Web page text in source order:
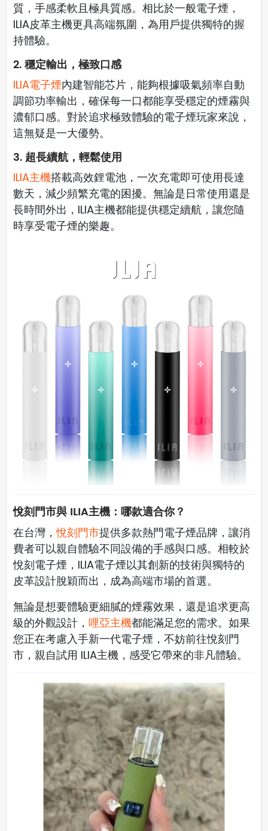
質，手感柔軟且極具質感。相比於一般電子煙，
ILIA皮革主機更具高端氛圍，為用戶提供獨特的握
持體驗。
2. 穩定輸出，極致口感
ILIA電子煙內建智能芯片，能夠根據吸氣頻率自動
調節功率輸出，確保每一口都能享受穩定的煙霧與
濃郁口感。對於追求極致體驗的電子煙玩家來說，
這無疑是一大優勢。
3. 超長續航，輕鬆使用
ILIA主機搭載高效鋰電池，一次充電即可使用長達
數天，減少頻繁充電的困擾。無論是日常使用還是
長時間外出，ILIA主機都能提供穩定續航，讓您隨
時享受電子煙的樂趣。
悅刻門市與 ILIA主機：哪款適合你？
在台灣，悅刻門市提供多款熱門電子煙品牌，讓消
費者可以親自體驗不同設備的手感與口感。相較於
悅刻電子煙，ILIA電子煙以其創新的技術與獨特的
皮革設計脫穎而出，成為高端市場的首選。
無論是想要體驗更細膩的煙霧效果，還是追求更高
級的外觀設計， 哩亞主機都能滿足您的需求。如果
您正在考慮入手新一代電子煙，不妨前往悅刻門
市，親自試用 ILIA主機，感受它帶來的非凡體驗。